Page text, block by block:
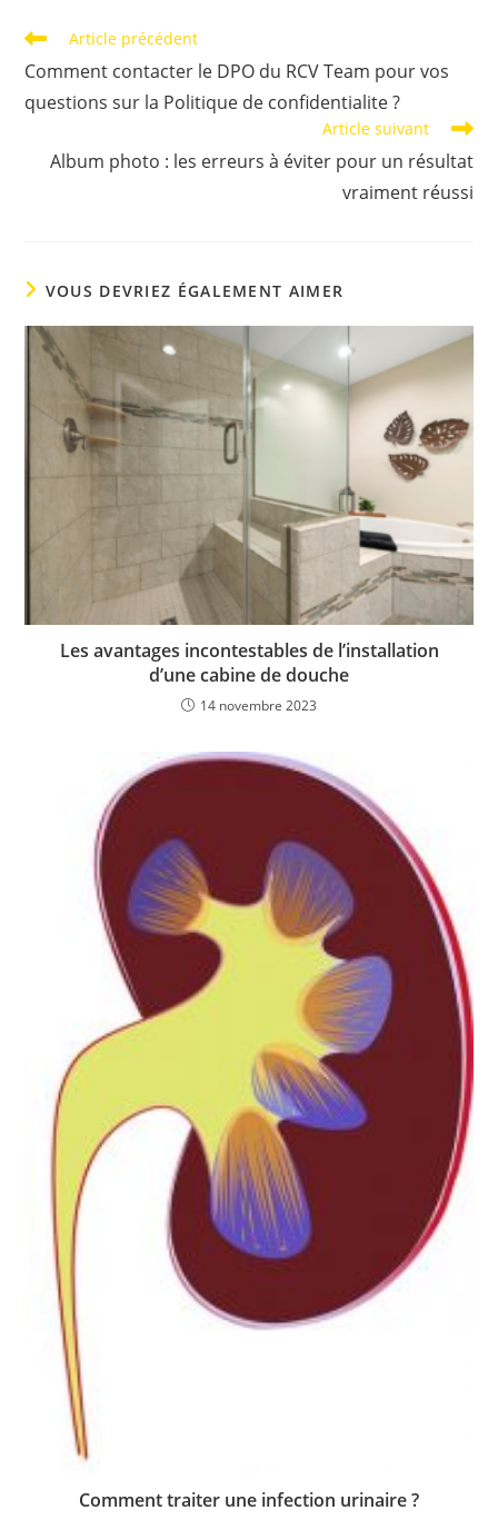
Read
articles
Article précédent
Comment contacter le DPO du RCV Team pour vos
questions sur la Politique de confidentialite ?
Article suivant
Album photo : les erreurs à éviter pour un résultat
vraiment réussi
VOUS DEVRIEZ ÉGALEMENT AIMER
Les avantages incontestables de l’installation
d’une cabine de douche
14 novembre 2023
Comment traiter une infection urinaire ?